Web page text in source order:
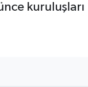
kuruluşları